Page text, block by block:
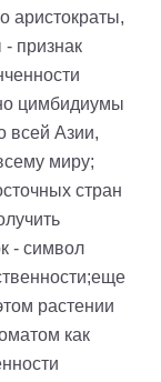
аристократы,
признак
цимбидиумы
всей Азии,
миру;
стран
- символ
растении
как